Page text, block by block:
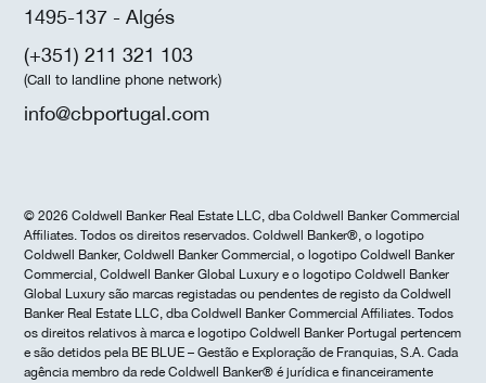
1495-137 - Algés
(+351) 211 321 103
(Call to landline phone network)
info@cbportugal.com
© 2026 Coldwell Banker Real Estate LLC, dba Coldwell Banker Commercial
Affiliates. Todos os direitos reservados. Coldwell Banker®, o logotipo
Coldwell Banker, Coldwell Banker Commercial, o logotipo Coldwell Banker
Commercial, Coldwell Banker Global Luxury e o logotipo Coldwell Banker
Global Luxury são marcas registadas ou pendentes de registo da Coldwell
Banker Real Estate LLC, dba Coldwell Banker Commercial Affiliates. Todos
os direitos relativos à marca e logotipo Coldwell Banker Portugal pertencem
e são detidos pela BE BLUE – Gestão e Exploração de Franquias, S.A. Cada
agência membro da rede Coldwell Banker® é jurídica e financeiramente